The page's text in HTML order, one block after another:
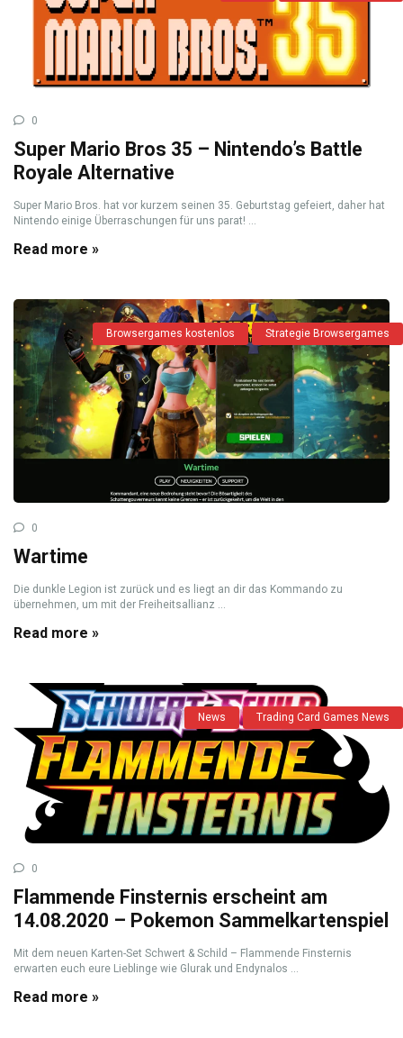
0
Super Mario Bros 35 – Nintendo’s Battle
Royale Alternative
Super Mario Bros. hat vor kurzem seinen 35. Geburtstag gefeiert, daher hat
Nintendo einige Überraschungen für uns parat! ...
Read more »
Browsergames kostenlos Strategie Browsergames
0
Wartime
Die dunkle Legion ist zurück und es liegt an dir das Kommando zu
übernehmen, um mit der Freiheitsallianz ...
Read more »
News Trading Card Games News
0
Flammende Finsternis erscheint am
14.08.2020 – Pokemon Sammelkartenspiel
Mit dem neuen Karten-Set Schwert & Schild – Flammende Finsternis
erwarten euch eure Lieblinge wie Glurak und Endynalos ...
Read more »